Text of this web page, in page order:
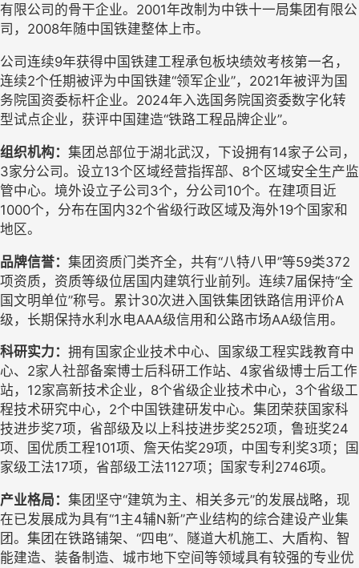
有限公司的骨干企业。2001年改制为中铁十一局集团有限公
司，2008年随中国铁建整体上市。
公司连续9年获得中国铁建工程承包板块绩效考核第一名，
连续2个任期被评为中国铁建“领军企业”，2021年被评为国
务院国资委标杆企业。2024年入选国务院国资委数字化转
型试点企业，获评中国建造“铁路工程品牌企业”。
组织机构： 集团总部位于湖北武汉 ， 下设拥有14家子公司，
3家分公司。设立13个区域经营指挥部、8个区域安全生产监
管中心。境外设立子公司3个，分公司10个。在建项目近
1000个，分布在国内32个省级行政区域及海外19个国家和
地区。
品牌信誉： 集团 资质门类齐全，共有“八特八甲”等59类372
项资质，资质等级位居国内建筑行业前列。连续7届保持“全
国文明单位”称号。累计30次进入国铁集团铁路信用评价A
级，长期保持水利水电AAA级信用和公路市场AA级信用。
科研实力 ： 拥有国家企业技术中心、国家级工程实践教育中
心、 2家人社部备案博士后科研工作站、4家省级博士后工作
站，12家高新技术企业，8个省级企业技术中心，3个省级工
程技术研究中心，2个中国铁建研发中心。 集团 荣获 国家科
技进步奖7项，省部级及以上科技进步奖252项， 鲁班奖24
项、国优质工程101项、 詹天佑奖29项 ， 中国专利奖3项 ；国
家级工法17项，省部级工法1127项；国家专利 2746项。
产业格局： 集团 坚守“建筑为主、相关多元”的发展战略，现
在已发展成为具有“1主4辅N新”产业结构的综合建设产业集
团。集团在铁路铺架、“四电”、隧道大机施工、大盾构、智
能建造、装备制造、城市地下空间等领域具有较强的专业优